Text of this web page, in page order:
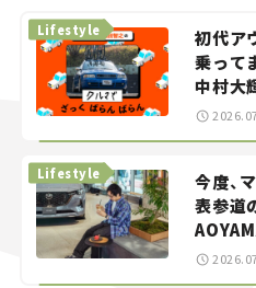
初代ア
乗って
中村大
智之の
Lifestyle
今度、
表参道
——連載
Lifestyle